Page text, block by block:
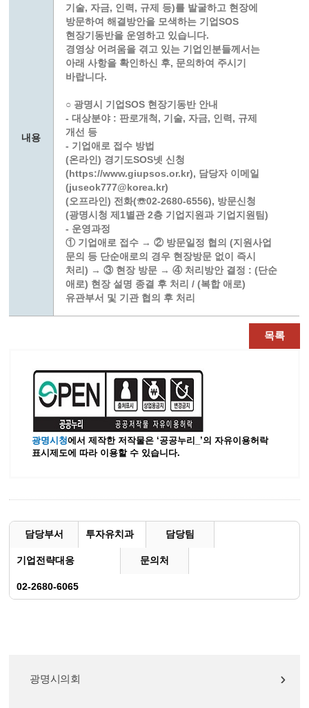
내용
기술, 자금, 인력, 규제 등)를 발굴하고 현장에
방문하여 해결방안을 모색하는 기업SOS
현장기동반을 운영하고 있습니다.
경영상 어려움을 겪고 있는 기업인분들께서는
아래 사항을 확인하신 후, 문의하여 주시기
바랍니다.
○ 광명시 기업SOS 현장기동반 안내
- 대상분야 : 판로개척, 기술, 자금, 인력, 규제
개선 등
- 기업애로 접수 방법
(온라인) 경기도SOS넷 신청
(https://www.giupsos.or.kr), 담당자 이메일
(juseok777@korea.kr)
(오프라인) 전화(☏02-2680-6556), 방문신청
(광명시청 제1별관 2층 기업지원과 기업지원팀)
- 운영과정
① 기업애로 접수 → ② 방문일정 협의 (지원사업
문의 등 단순애로의 경우 현장방문 없이 즉시
처리) → ③ 현장 방문 → ④ 처리방안 결정 : (단순
애로) 현장 설명 종결 후 처리 / (복합 애로)
유관부서 및 기관 협의 후 처리
목록
광명시청에서 제작한 저작물은 ‘공공누리_’의 자유이용허락
표시제도에 따라 이용할 수 있습니다.
담당부서 투자유치과 담당팀
기업전략대응 문의처
02-2680-6065
광명시의회